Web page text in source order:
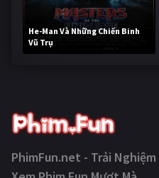
He-Man Và Những Chiến Binh
Vũ Trụ
246,999 lượt xem
PhimFun.net - Trải Nghiệm